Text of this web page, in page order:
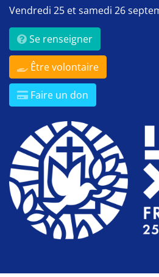
Vendredi 25 et samedi 26
Se renseigner
Être volontaire
Faire un don